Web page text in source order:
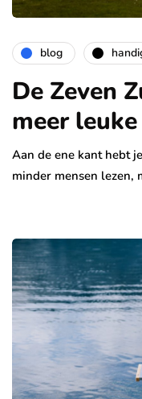
blog
De Zeven
meer
Aan de ene kant hebt
minder mensen lezen,